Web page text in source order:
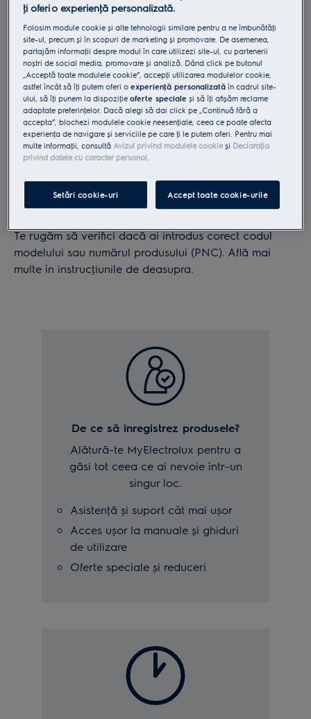
jos
codul
modelului
sau
numărul
produsului
(PNC)
sau
încarcă
fotografie
plăcuta
de
inmatriculare
produsului.
Unde găsesc plăcuţa pe produsul meu?
Cum sa fotografiezi placuţa de identificare
sau
Adaugă informaţia manual
Nu am găsit niciun rezultat pentru
911077045
Te rugăm să verifici dacă ai introdus corect codul
modelului sau numărul produsului (PNC). Află mai
multe în instrucţiunile de deasupra.
De ce să înregistrez produsele?
Alătură-te MyElectrolux pentru a
găsi tot ceea ce ai nevoie într-un
singur loc.
Asistenţă și suport cât mai ușor
Acces ușor la manuale și ghiduri
de utilizare
Oferte speciale și reduceri
ţi oferi o experienţă personalizată.
Folosim module cookie și alte tehnologii similare pentru a ne îmbunătăţi
site-ul, precum și în scopuri de marketing și promovare. De asemenea,
partajăm informaţii despre modul în care utilizezi site-ul, cu partenerii
noștri de social media, promovare și analiză. Dând click pe butonul
„Acceptă toate modulele cookie”, accepţi utilizarea modulelor cookie,
astfel încât să îţi putem oferi oexperienţă personalizatăîn cadrul site-
ului, să îţi punem la dispoziţieoferte speciale și să îţi afișăm reclame
adaptate preferinţelor. Dacă alegi să dai click pe „Continuă fără a
accepta”, blochezi modulele cookie neesenţiale, ceea ce poate afecta
experienţa de navigare și serviciile pe care ţi le putem oferi. Pentru mai
multe informaţii, consultă Avizul privind modulele cookieși Declaraţia
privind datele cu caracter personal.
Setări cookie-uri Accept toate cookie-urile